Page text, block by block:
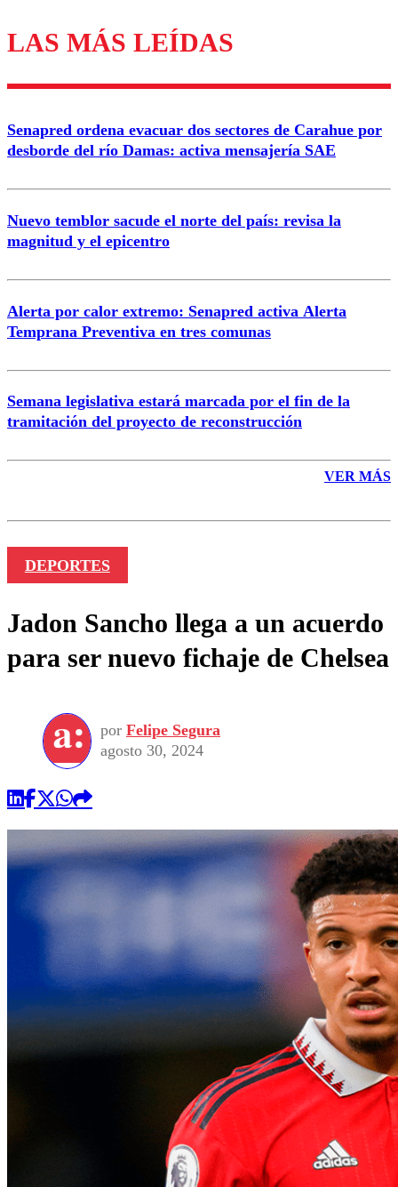
Los comentarios son moderados para garantizar un
diálogo respetuoso.
Correo
LAS MÁS LEÍDAS
Senapred ordena evacuar dos sectores de Carahue por
desborde del río Damas: activa mensajería SAE
Nuevo temblor sacude el norte del país: revisa la
magnitud y el epicentro
Alerta por calor extremo: Senapred activa Alerta
Temprana Preventiva en tres comunas
Semana legislativa estará marcada por el fin de la
tramitación del proyecto de reconstrucción
VER MÁS
DEPORTES
Jadon Sancho llega a un acuerdo
para ser nuevo fichaje de Chelsea
por Felipe Segura
agosto 30, 2024